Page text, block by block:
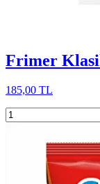
Frimer
185,00 TL